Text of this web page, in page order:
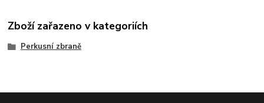
Zboží zařazeno v kategoriích
Perkusní zbraně